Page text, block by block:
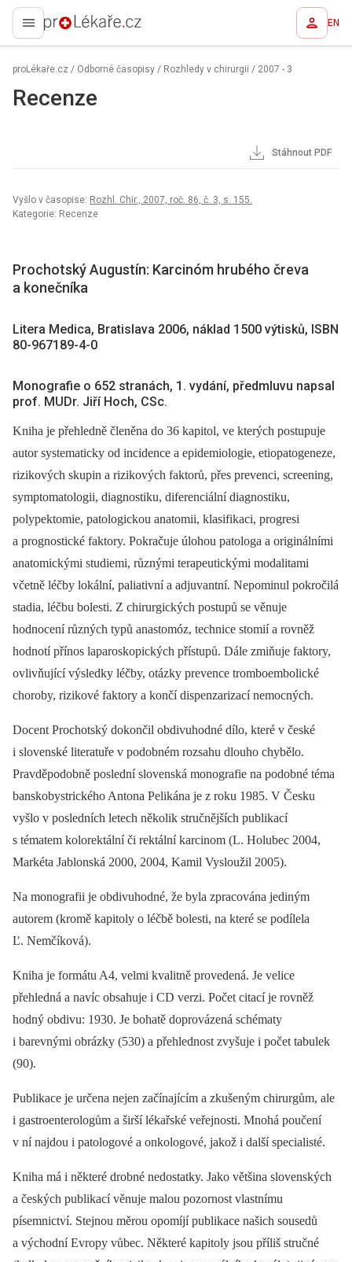
proLékaře.cz EN
proLékaře.cz / Odborné časopisy / Rozhledy v chirurgii / 2007 - 3
Recenze
Stáhnout PDF
Vyšlo v časopise: Rozhl. Chir., 2007, roč. 86, č. 3, s. 155.
Kategorie: Recenze
Prochotský Augustín: Karcinóm hrubého čreva
a konečníka
Litera Medica, Bratislava 2006, náklad 1500 výtisků, ISBN
80-967189-4-0
Monografie o 652 stranách, 1. vydání, předmluvu napsal
prof. MUDr. Jiří Hoch, CSc.
Kniha je přehledně členěna do 36 kapitol, ve kterých postupuje
autor systematicky od incidence a epidemiologie, etiopatogeneze,
rizikových skupin a rizikových faktorů, přes prevenci, screening,
symptomatologii, diagnostiku, diferenciální diagnostiku,
polypektomie, patologickou anatomii, klasifikaci, progresi
a prognostické faktory. Pokračuje úlohou patologa a originálními
anatomickými studiemi, různými terapeutickými modalitami
včetně léčby lokální, paliativní a adjuvantní. Nepominul pokročilá
stadia, léčbu bolesti. Z chirurgických postupů se věnuje
hodnocení různých typů anastomóz, technice stomií a rovněž
hodnotí přínos laparoskopických přístupů. Dále zmiňuje faktory,
ovlivňující výsledky léčby, otázky prevence tromboembolické
choroby, rizikové faktory a končí dispenzarizací nemocných.
Docent Prochotský dokončil obdivuhodné dílo, které v české
i slovenské literatuře v podobném rozsahu dlouho chybělo.
Pravděpodobně poslední slovenská monografie na podobné téma
banskobystrického Antona Pelikána je z roku 1985. V Česku
vyšlo v posledních letech několik stručnějších publikací
s tématem kolorektální či rektální karcinom (L. Holubec 2004,
Markéta Jablonská 2000, 2004, Kamil Vysloužil 2005).
Na monografii je obdivuhodné, že byla zpracována jediným
autorem (kromě kapitoly o léčbě bolesti, na které se podílela
Ľ. Nemčíková).
Kniha je formátu A4, velmi kvalitně provedená. Je velice
přehledná a navíc obsahuje i CD verzi. Počet citací je rovněž
hodný obdivu: 1930. Je bohatě doprovázená schématy
i barevnými obrázky (530) a přehlednost zvyšuje i počet tabulek
(90).
Publikace je určena nejen začínajícím a zkušeným chirurgům, ale
i gastroenterologům a širší lékařské veřejnosti. Mnohá poučení
v ní najdou i patologové a onkologové, jakož i další specialisté.
Kniha má i některé drobné nedostatky. Jako většina slovenských
a českých publikací věnuje malou pozornost vlastnímu
písemnictví. Stejnou měrou opomíjí publikace našich sousedů
a východní Evropy vůbec. Některé kapitoly jsou příliš stručné